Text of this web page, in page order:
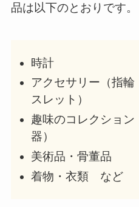
品は以下のとおりです。
時計
アクセサリー（指
スレット）
趣味のコレクショ
器）
美術品・骨董品
着物・衣類 など